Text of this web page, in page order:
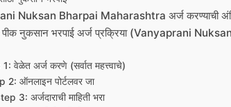
Nuksan Bharpai Maharashtra अर्ज करण्याची
पीक नुकसान भरपाई अर्ज प्रक्रिया (Vanyaprani
वेळेत अर्ज करणे (सर्वात महत्त्वाचे)
2: ऑनलाइन पोर्टलवर जा
3: अर्जदाराची माहिती भरा